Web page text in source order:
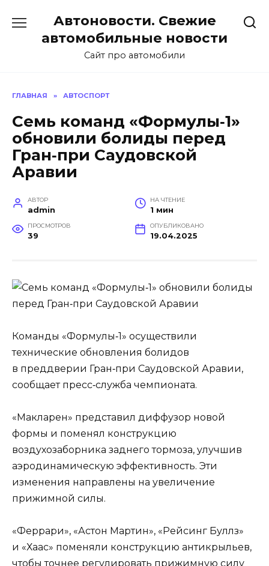
содержанию
Автоновости. Свежие
автомобильные новости
Сайт про автомобили
ГЛАВНАЯ » АВТОСПОРТ
Семь команд «Формулы‑1»
обновили болиды перед
Гран‑при Саудовской
Аравии
АВТОР
admin
НА ЧТЕНИЕ
1 мин
ПРОСМОТРОВ
39
ОПУБЛИКОВАНО
19.04.2025
Команды «Формулы‑1» осуществили
технические обновления болидов
в преддверии Гран‑при Саудовской Аравии,
сообщает пресс‑служба чемпионата.
«Макларен» представил диффузор новой
формы и поменял конструкцию
воздухозаборника заднего тормоза, улучшив
аэродинамическую эффективность. Эти
изменения направлены на увеличение
прижимной силы.
«Феррари», «Астон Мартин», «Рейсинг Буллз»
и «Хаас» поменяли конструкцию антикрыльев,
чтобы точнее регулировать прижимную силу